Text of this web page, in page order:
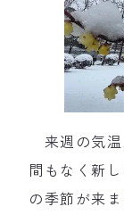
来週の気温
間もなく新
の季節が来